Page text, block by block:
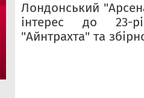
Лондонський
інтерес до 23-
"Айнтрахта" та